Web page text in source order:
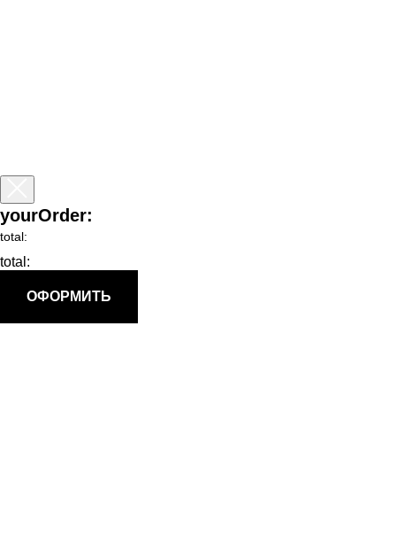
yourOrder:
total:
total:
ОФОРМИТЬ